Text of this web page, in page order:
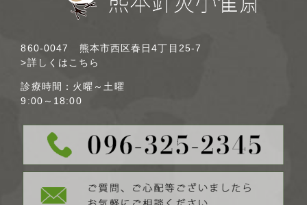
860-0047 熊本市西区春日4丁目25-7
>詳しくはこちら
診療時間：火曜～土曜
9:00～18:00